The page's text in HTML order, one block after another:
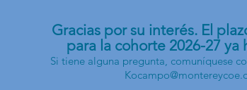
Gracias por su interés. El
para la cohorte 2026-27 ya
Si tiene alguna pregunta, comuníquese